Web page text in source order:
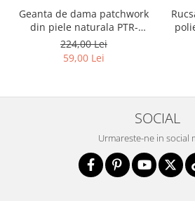
Geanta de dama patchwork
din piele naturala PTR-
1718-SKL-6922 MULTI
224,00 Lei
59,00 Lei
SOCIAL
Urmareste-ne in social